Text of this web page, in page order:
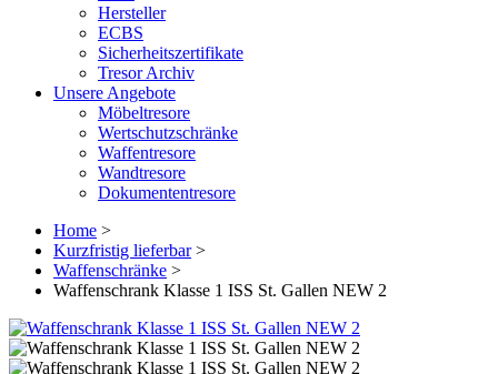
Hersteller
ECBS
Sicherheitszertifikate
Tresor Archiv
Unsere Angebote
Möbeltresore
Wertschutzschränke
Waffentresore
Wandtresore
Dokumententresore
Home >
Kurzfristig lieferbar >
Waffenschränke >
Waffenschrank Klasse 1 ISS St. Gallen NEW 2